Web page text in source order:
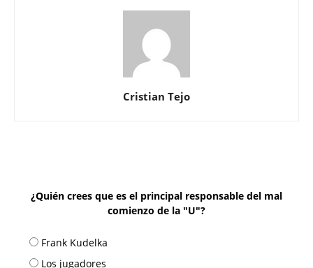
Cristian Tejo
¿Quién crees que es el principal responsable del mal
comienzo de la "U"?
Frank Kudelka
Los jugadores